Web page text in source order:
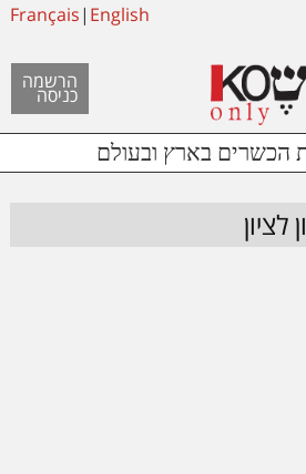
הכשרים בארץ ובעולם
הרשמה
כניסה
Français| English